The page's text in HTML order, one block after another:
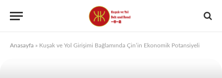
Anasayfa » Kuşak ve Yol Girişimi Bağlamında Çin’in Ekonomik Potansiyeli